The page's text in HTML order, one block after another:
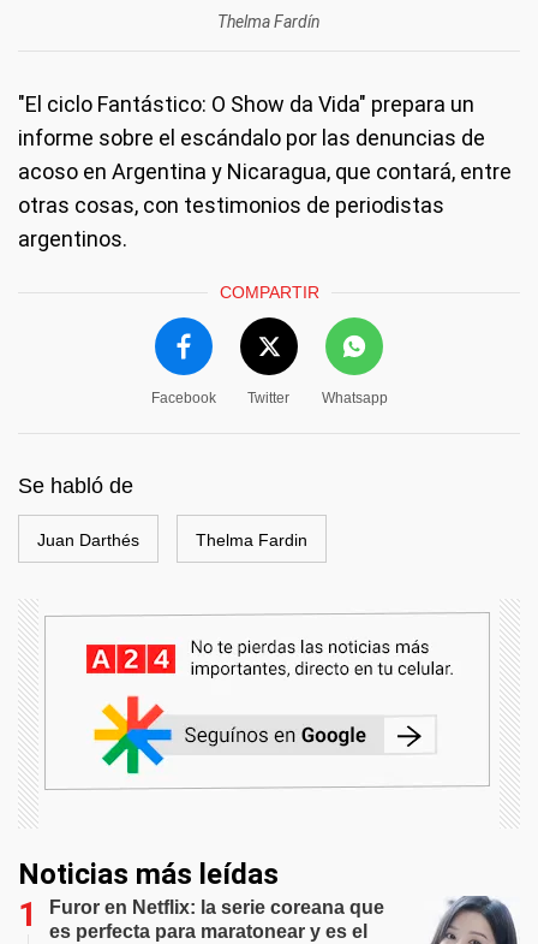
Thelma Fardín
"El ciclo Fantástico: O Show da Vida" prepara un
informe sobre el escándalo por las denuncias de
acoso en Argentina y Nicaragua, que contará, entre
otras cosas, con testimonios de periodistas
argentinos.
COMPARTIR
Facebook Twitter Whatsapp
Se habló de
Juan Darthés Thelma Fardin
Noticias más leídas
Furor en Netflix: la serie coreana que
es perfecta para maratonear y es el